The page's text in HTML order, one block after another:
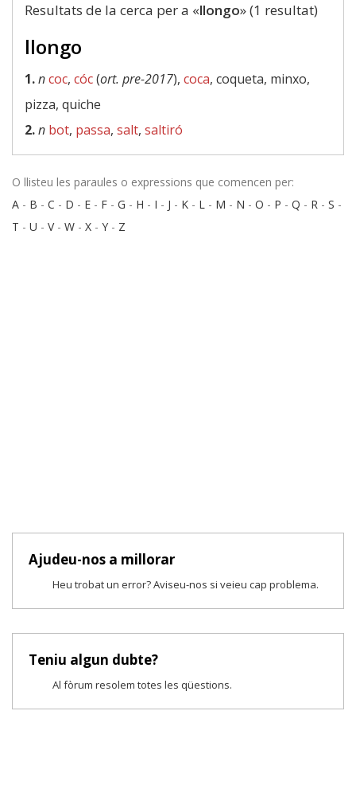
Resultats de la cerca per a «llongo» (1 resultat)
llongo
1.ncoc, cóc(ort. pre-2017), coca, coqueta, minxo,
pizza, quiche
2.n bot, passa, salt, saltiró
O llisteu les paraules o expressions que comencen per:
A - B - C - D - E - F - G - H - I - J - K - L - M - N - O - P - Q - R - S -
T - U - V- W - X - Y - Z
Ajudeu-nos a millorar
Heu trobat un error? Aviseu-nos si veieu cap problema.
Teniu algun dubte?
Al fòrum resolem totes les qüestions.